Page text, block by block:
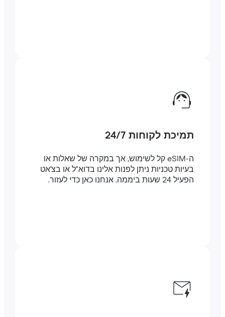
תמיכת לקוחות 24/7
ה-eSIM קל לשימוש, אך במקרה של שאלות או
בעיות טכניות ניתן לפנות אלינו בדוא"ל או בצ'אט
הפעיל 24 שעות ביממה. אנחנו כאן כדי לעזור.